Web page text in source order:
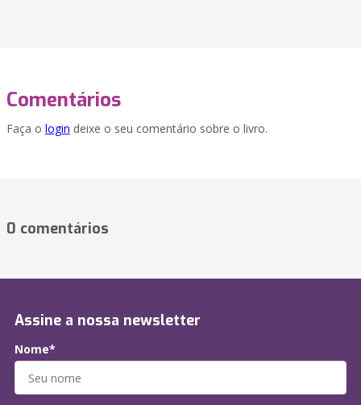
Comentários
Faça o login deixe o seu comentário sobre o livro.
0 comentários
Assine a nossa newsletter
Nome*